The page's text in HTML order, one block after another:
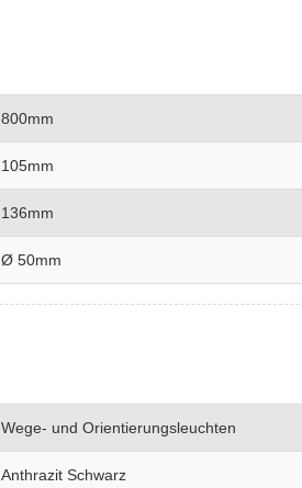
800mm
105mm
136mm
Ø 50mm
Wege- und Orientierungsleuchten
Anthrazit Schwarz